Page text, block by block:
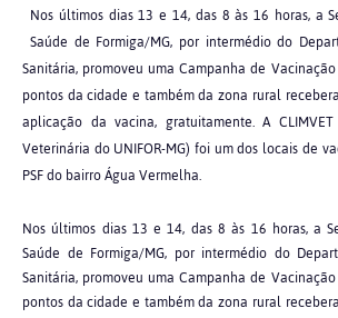
Nos últimos dias 13 e 14, das 8 às 16 horas, a
Saúde de Formiga/MG, por intermédio do
Sanitária, promoveu uma Campanha de
pontos da cidade e também da zona rural
aplicação da vacina, gratuitamente. A
Veterinária do UNIFOR-MG) foi um dos locais de
PSF do bairro Água Vermelha.
Nos últimos dias 13 e 14, das 8 às 16 horas, a
Saúde de Formiga/MG, por intermédio do
Sanitária, promoveu uma Campanha de
pontos da cidade e também da zona rural